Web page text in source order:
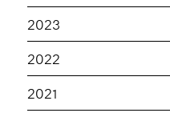
2023
2022
2021